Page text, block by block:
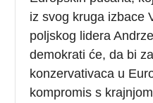
iz svog kruga izbace
poljskog lidera
demokrati će, da bi
konzervativaca u
kompromis s